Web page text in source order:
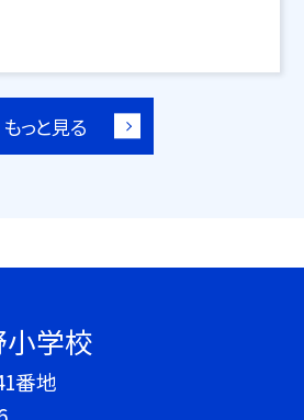
もっと見る
学校
番地